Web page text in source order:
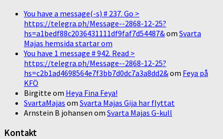
You have a message(-s) # 237. Go >
https://telegra.ph/Message--2868-12-25?
hs=a1bedf88c2036431111df9faf7d54487&om Svarta
Majas hemsida startar om
You have 1 message # 942. Read >
https://telegra.ph/Message--2868-12-25?
hs=c2b1ad4698564e7f3bb7d0dc7a3a8dd2&om Feya på
KFÖ
Birgitte om Heya Fina Feya!
SvartaMajas om Svarta Majas Gija har flyttat
Arnstein B johansen om Svarta Majas G-kull
Kontakt